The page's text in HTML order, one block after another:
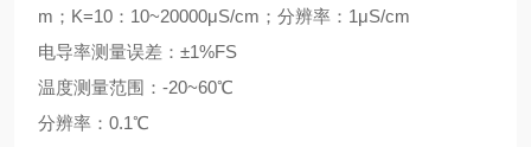
m；K=10：10~20000μS/cm；分辨率：1μS/cm
电导率测量误差：±1%FS
温度测量范围：-20~60℃
分辨率：0.1℃